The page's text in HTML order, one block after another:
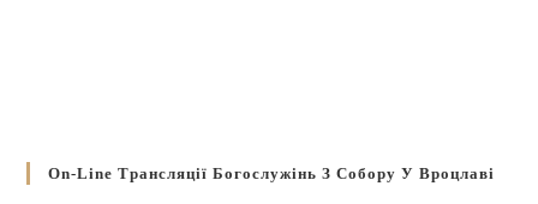
On-Line Трансляції Богослужінь З Собору У Вроцлаві